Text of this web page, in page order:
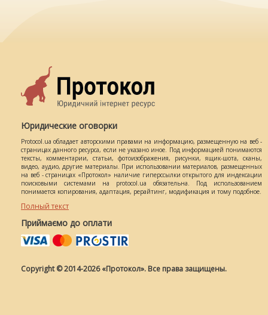
Юридические оговорки
Protocol.ua обладает авторскими правами на информацию, размещенную на веб -
страницах данного ресурса, если не указано иное. Под информацией понимаются
тексты, комментарии, статьи, фотоизображения, рисунки, ящик-шота, сканы,
видео, аудио, другие материалы. При использовании материалов, размещенных
на веб - страницах «Протокол» наличие гиперссылки открытого для индексации
поисковыми системами на protocol.ua обязательна. Под использованием
понимается копирования, адаптация, рерайтинг, модификация и тому подобное.
Полный текст
Приймаємо до оплати
Copyright © 2014-2026 «Протокол». Все права защищены.